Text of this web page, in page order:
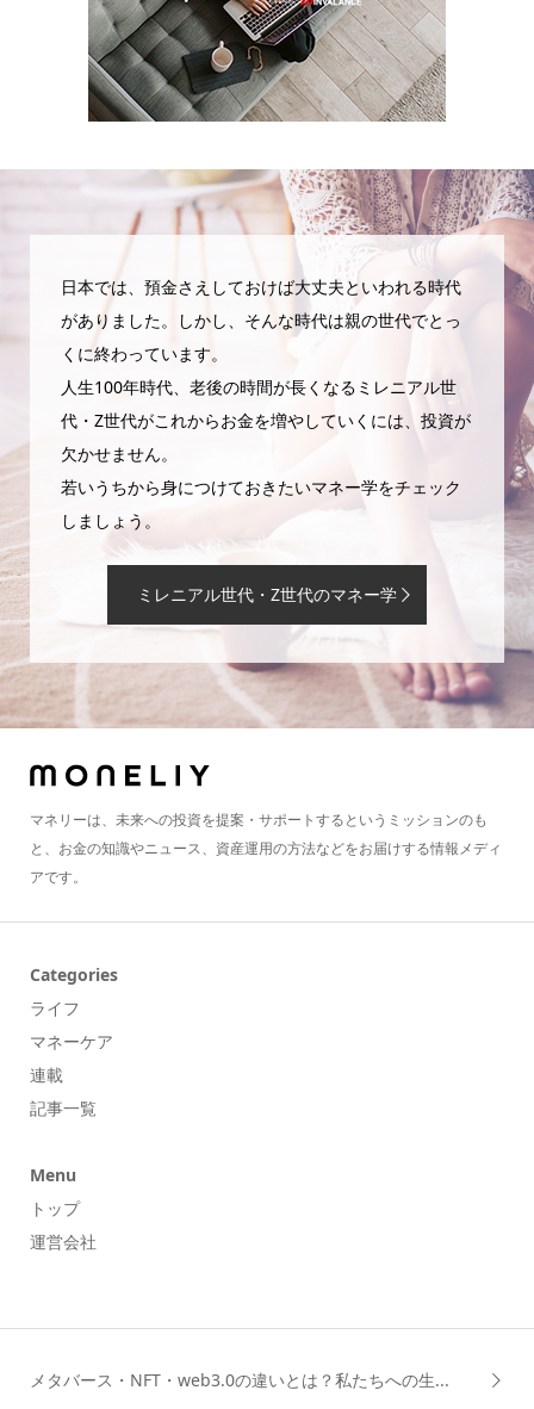
日本では、預金さえしておけば大丈夫といわれる時代
がありました。しかし、そんな時代は親の世代でとっ
くに終わっています。
人生100年時代、老後の時間が長くなるミレニアル世
代・Z世代がこれからお金を増やしていくには、投資が
欠かせません。
若いうちから身につけておきたいマネー学をチェック
しましょう。
ミレニアル世代・Z世代のマネー学
マネリーは、未来への投資を提案・サポートするというミッションのも
と、お金の知識やニュース、資産運用の方法などをお届けする情報メディ
アです。
Categories
ライフ
マネーケア
連載
記事一覧
Menu
トップ
運営会社
メタバース・NFT・web3.0の違いとは？私たちへの生...